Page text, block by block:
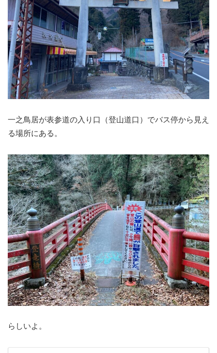
一之鳥居が表参道の入り口（登山道口）でバス停から見え
る場所にある。
らしいよ。